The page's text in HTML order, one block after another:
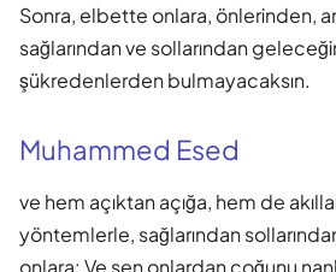
Sonra, elbette onlara, önlerinden,
sağlarından ve sollarından
şükredenlerden bulmayacaksın.
Muhammed Esed
ve hem açıktan açığa, hem de
yöntemlerle, sağlarından
onlara: Ve sen onlardan çoğunu